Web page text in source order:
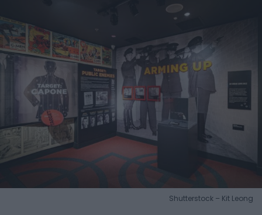
Shutterstock – Kit Leong